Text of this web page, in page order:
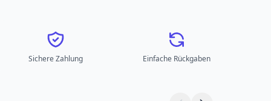
Sichere Zahlung Einfache Rückgaben